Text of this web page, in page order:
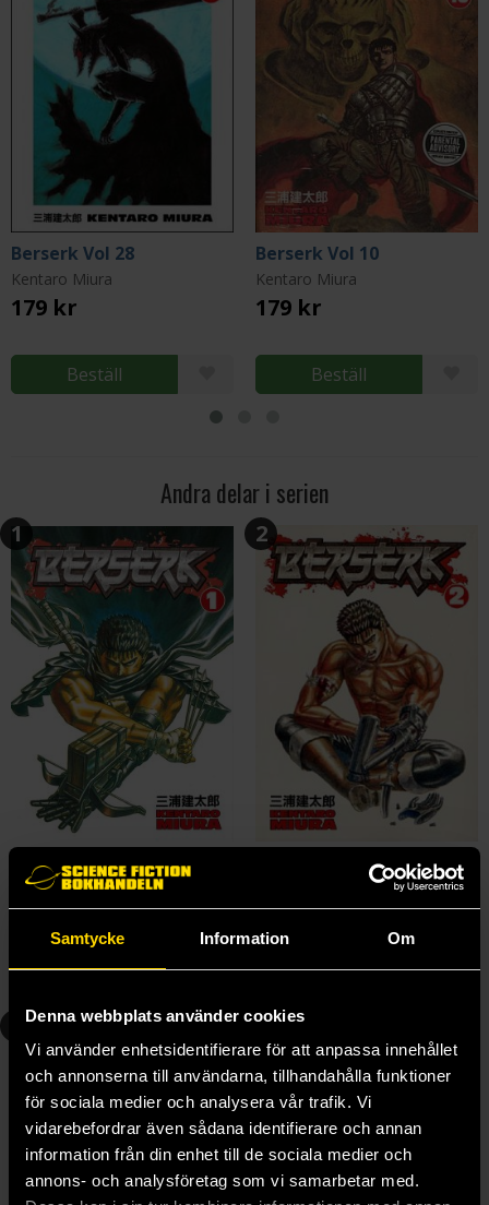
Samtycke Information Om
Denna webbplats använder cookies
Vi använder enhetsidentifierare för att anpassa innehållet
och annonserna till användarna, tillhandahålla funktioner
för sociala medier och analysera vår trafik. Vi
vidarebefordrar även sådana identifierare och annan
information från din enhet till de sociala medier och
annons- och analysföretag som vi samarbetar med.
Berserk Vol 28
Kentaro Miura
179 kr
Beställ
Berserk Vol 10
Kentaro Miura
179 kr
Beställ
Andra delar i serien
1
Kentaro Miura
179 kr
2
Berserk Vol 2: The Guardians of Desire
179 kr
4